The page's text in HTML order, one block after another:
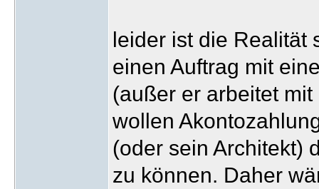
leider ist die Realität
einen Auftrag mit
(außer er arbeitet
wollen
(oder sein Architekt)
zu können. Daher